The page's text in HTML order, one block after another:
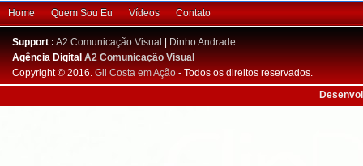
Home Quem Sou Eu Vídeos Contato
Support : A2 Comunicação Visual
Dinho Andrade
Agência DigitalA2 Comunicação Visual
Copyright © 2016. Gil Costa em Ação - Todos os direitos reservados.